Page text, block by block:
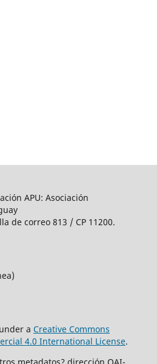
APU: Asociación
de correo 813 / CP 11200.
a Creative Commons
4.0 International License.